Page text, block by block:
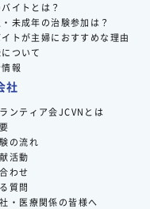
イトとは？
未成年の治験参加は？
トが主婦におすすめな理由
ついて
報
社
ンティア会JCVNとは
の流れ
活動
わせ
質問
・医療関係の皆様へ